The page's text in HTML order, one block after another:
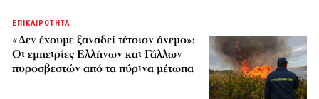
ΕΠΙΚΑΙΡΟΤΗΤΑ
«Δεν έχουμε ξαναδεί τέτοιον άνεμο»:
Οι εμπειρίες Ελλήνων και Γάλλων
πυροσβεστών από τα πύρινα μέτωπα